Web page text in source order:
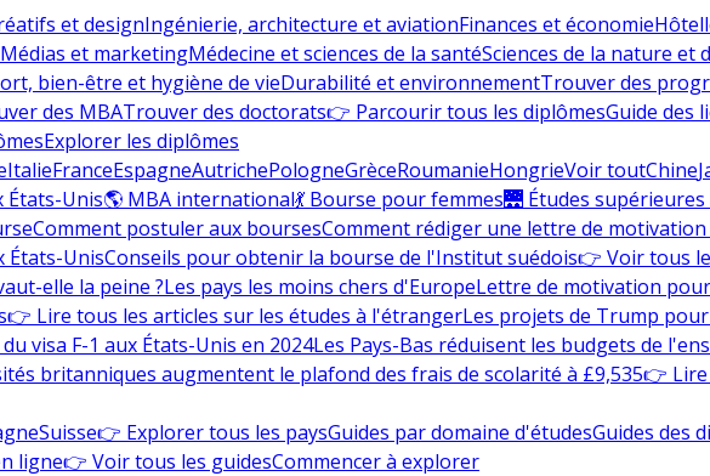
et designIngénierie, architecture et aviationFinances et économie
Médias et marketingMédecine et sciences de la santéSciences de la nature et
bien-être et hygiène de vieDurabilité et environnementTrouver des
des MBATrouver des doctorats👉 Parcourir tous les diplômesGuide des
Explorer les diplômes
ItalieFranceEspagneAutrichePologneGrèceRoumanieHongrieVoir toutChine
États-Unis🌎 MBA international💃 Bourse pour femmes🌉 Études
Comment postuler aux boursesComment rédiger une lettre de
États-UnisConseils pour obtenir la bourse de l'Institut suédois👉 Voir tous
elle la peine ?Les pays les moins chers d'EuropeLettre de motivation
👉 Lire tous les articles sur les études à l'étrangerLes projets de Trump
visa F-1 aux États-Unis en 2024Les Pays-Bas réduisent les budgets de
britanniques augmentent le plafond des frais de scolarité à £9,535👉
Suisse👉 Explorer tous les paysGuides par domaine d'étudesGuides des
ligne👉 Voir tous les guidesCommencer à explorer